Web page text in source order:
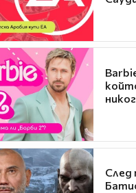
След